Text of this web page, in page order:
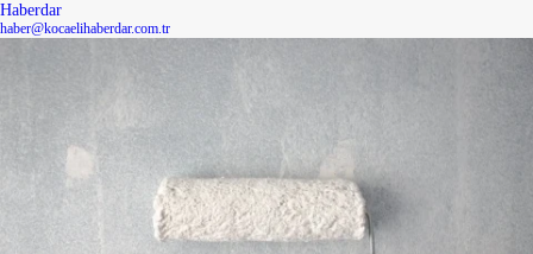
Haberdar
haber@kocaelihaberdar.com.tr